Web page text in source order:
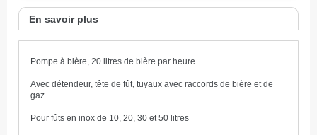
En savoir plus
Pompe à bière, 20 litres de bière par heure
Avec détendeur, tête de fût, tuyaux avec raccords de bière et de
gaz.
Pour fûts en inox de 10, 20, 30 et 50 litres